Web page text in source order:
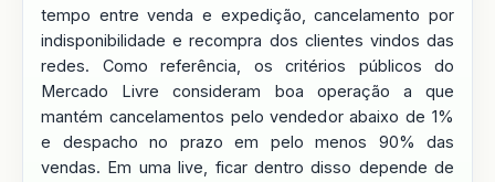
tempo entre venda e expedição, cancelamento por
indisponibilidade e recompra dos clientes vindos das
redes. Como referência, os critérios públicos do
Mercado Livre consideram boa operação a que
mantém cancelamentos pelo vendedor abaixo de 1%
e despacho no prazo em pelo menos 90% das
vendas. Em uma live, ficar dentro disso depende de